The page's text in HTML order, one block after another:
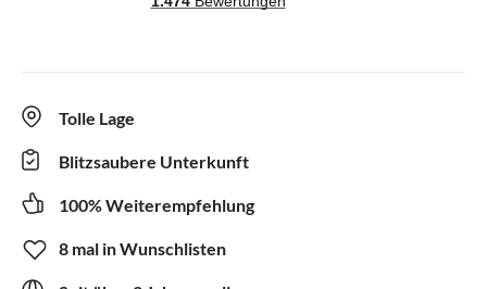
Tolle Lage
Blitzsaubere Unterkunft
100% Weiterempfehlung
8 mal in Wunschlisten